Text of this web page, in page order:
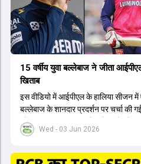
Wed - 03 Jun 2026
15 वर्षीय युवा बल्लेबाज ने जीता
खिताब
इस वीडियो में आईपीएल के हालिया सीजन में
बल्लेबाज के शानदार प्रदर्शन पर चर्चा की
सौ छिहत्तर रन बनाकर ऑरेंज कैप और
किया है। वीडियो में बताया गया है कि
ऑस्ट्रेलियाई कप्तान के अनुसार, शुरुआत में